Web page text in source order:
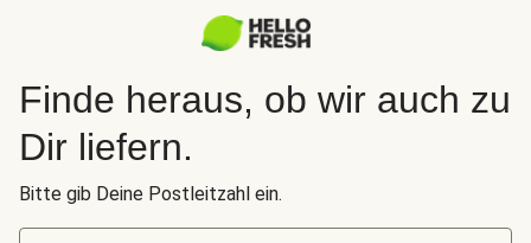
Finde heraus, ob wir auch zu
Dir liefern.
Bitte gib Deine Postleitzahl ein.